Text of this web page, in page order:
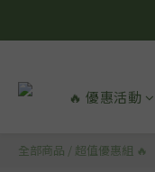
🔥 優惠活動
全部商品 / 超值優惠組 🔥